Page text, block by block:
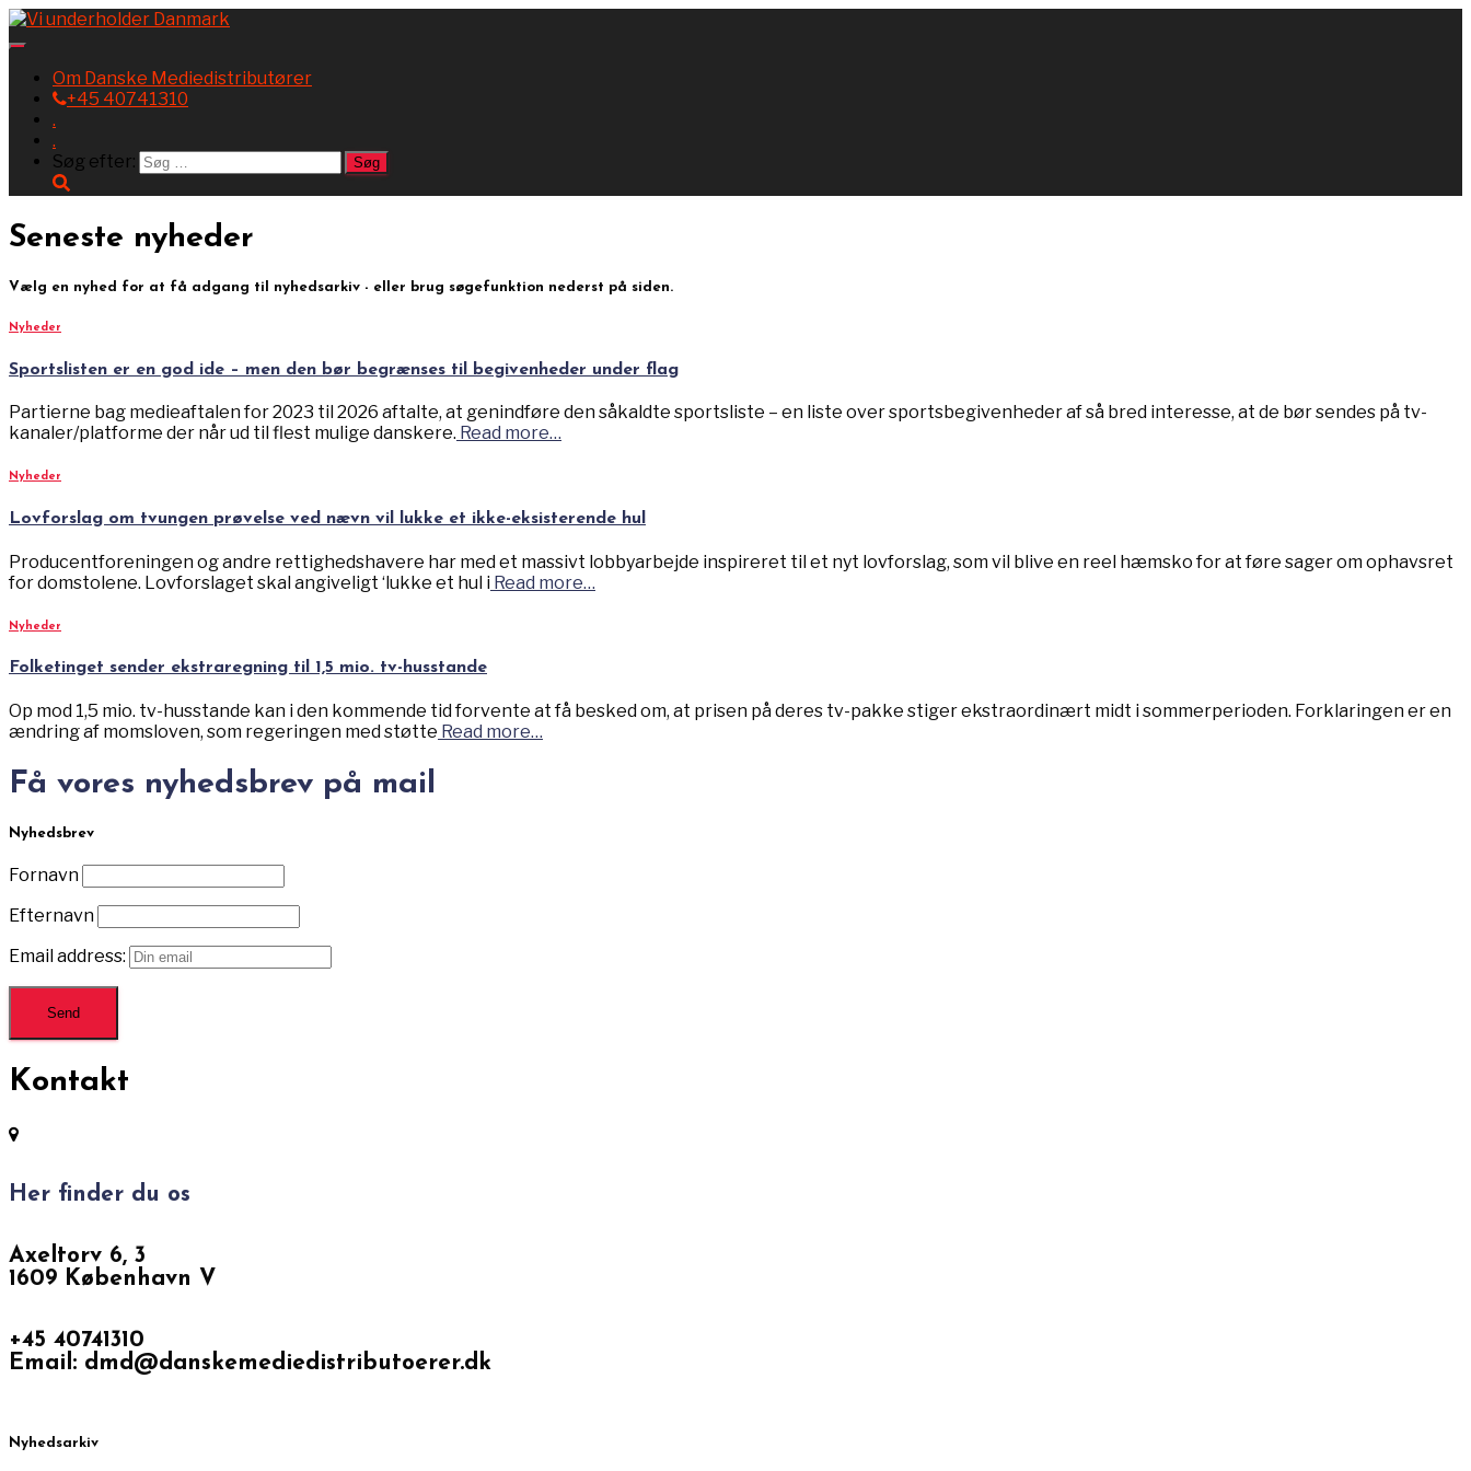
NavigationOm Danske Mediedistributører
+45 40741310
.
.
Søg efter:
Seneste nyheder
Vælg en nyhed for at få adgang til nyhedsarkiv - eller brug søgefunktion nederst på siden.
Nyheder
Sportslisten er en god ide – men den bør begrænses til begivenheder under flag
Partierne bag medieaftalen for 2023 til 2026 aftalte, at genindføre den såkaldte sportsliste – en liste over sportsbegivenheder af så bred interesse, at de bør sendes på tv-
kanaler/platforme der når ud til flest mulige danskere. Read more…
Nyheder
Lovforslag om tvungen prøvelse ved nævn vil lukke et ikke-eksisterende hul
Producentforeningen og andre rettighedshavere har med et massivt lobbyarbejde inspireret til et nyt lovforslag, som vil blive en reel hæmsko for at føre sager om ophavsret
for domstolene. Lovforslaget skal angiveligt ‘lukke et hul i Read more…
Nyheder
Folketinget sender ekstraregning til 1,5 mio. tv-husstande
Op mod 1,5 mio. tv-husstande kan i den kommende tid forvente at få besked om, at prisen på deres tv-pakke stiger ekstraordinært midt i sommerperioden. Forklaringen er en
ændring af momsloven, som regeringen med støtte Read more…
Få vores nyhedsbrev på mail
Nyhedsbrev
Fornavn
Efternavn
Email address:
Kontakt
Her finder du os
Axeltorv 6, 3
1609 København V
+45 40741310
Email: dmd@danskemediedistributoerer.dk
Nyhedsarkiv